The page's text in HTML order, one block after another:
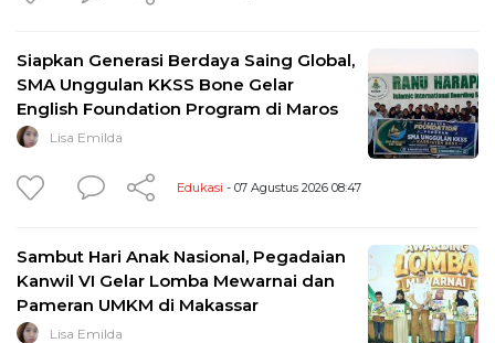
Siapkan Generasi Berdaya Saing Global,
SMA Unggulan KKSS Bone Gelar
English Foundation Program di Maros
Lisa Emilda
Edukasi - 07 Agustus 2026 08:47
Sambut Hari Anak Nasional, Pegadaian
Kanwil VI Gelar Lomba Mewarnai dan
Pameran UMKM di Makassar
Lisa Emilda